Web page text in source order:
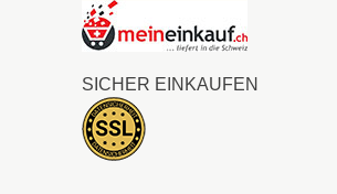
SICHER EINKAUFEN